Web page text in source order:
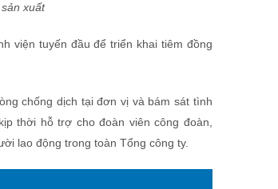
xuất
viện tuyến đầu để triển khai tiêm đồng
chống dịch tại đơn vị và bám sát tình
thời hỗ trợ cho đoàn viên công đoàn,
lao động trong toàn Tổng công ty.